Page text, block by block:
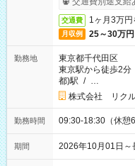
交通費 1ヶ月3万
月収例 25～30万円
勤務地
東京都千代田区
東京駅から徒歩2分
都)駅 / …
株式会社 リク
勤務時間 09:30-18:30（休憩
期間 2026年10月01日